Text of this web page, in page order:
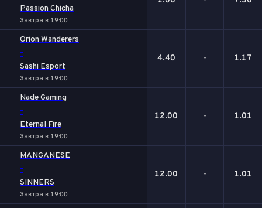
Passion Chicha
Завтра в 19:00
Orion Wanderers
-
Sashi Esport
Завтра в 19:00
4.40 - 1.17
Nade Gaming
-
Eternal Fire
Завтра в 19:00
12.00 - 1.01
MANGANESE
-
SINNERS
Завтра в 19:00
12.00 - 1.01